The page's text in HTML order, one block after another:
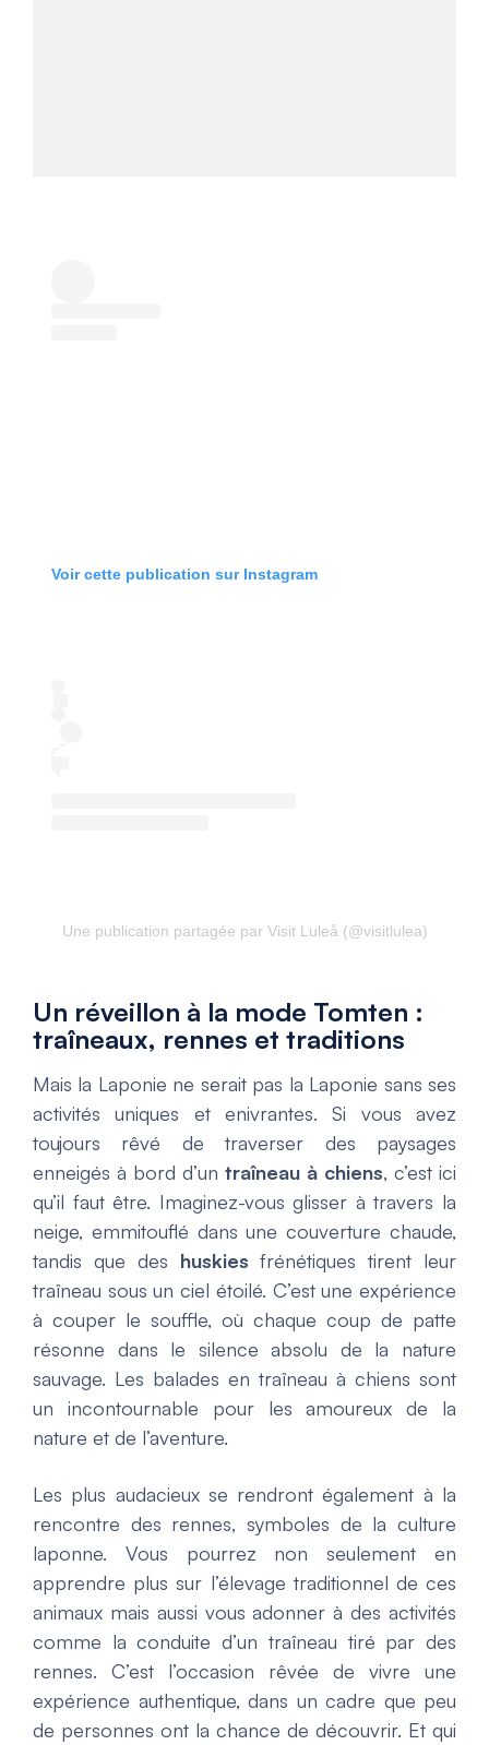
Voir cette publication sur Instagram
Une publication partagée par Visit Luleå (@visitlulea)
Un réveillon à la mode Tomten :
traîneaux, rennes et traditions
Mais la Laponie ne serait pas la Laponie sans ses
activités uniques et enivrantes. Si vous avez
toujours rêvé de traverser des paysages
enneigés à bord d’un traîneau à chiens, c’est ici
qu’il faut être. Imaginez-vous glisser à travers la
neige, emmitouflé dans une couverture chaude,
tandis que des huskies frénétiques tirent leur
traîneau sous un ciel étoilé. C’est une expérience
à couper le souffle, où chaque coup de patte
résonne dans le silence absolu de la nature
sauvage. Les balades en traîneau à chiens sont
un incontournable pour les amoureux de la
nature et de l’aventure.
Les plus audacieux se rendront également à la
rencontre des rennes, symboles de la culture
laponne. Vous pourrez non seulement en
apprendre plus sur l’élevage traditionnel de ces
animaux mais aussi vous adonner à des activités
comme la conduite d’un traîneau tiré par des
rennes. C’est l’occasion rêvée de vivre une
expérience authentique, dans un cadre que peu
de personnes ont la chance de découvrir. Et qui